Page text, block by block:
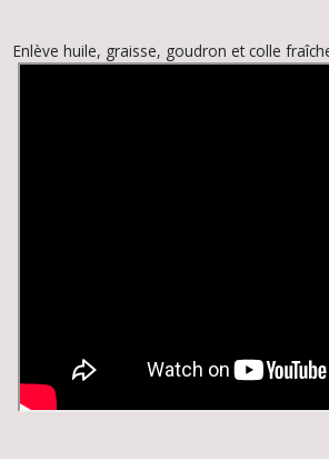
Enlève huile, graisse, goudron et colle